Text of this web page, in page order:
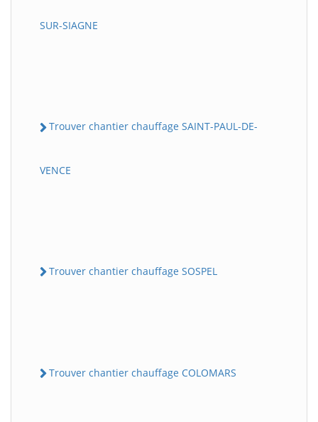
SUR-SIAGNE
Trouver chantier chauffage SAINT-PAUL-DE-
VENCE
Trouver chantier chauffage SOSPEL
Trouver chantier chauffage COLOMARS